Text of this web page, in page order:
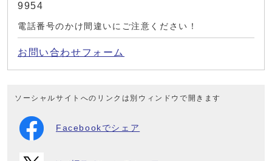
9954
電話番号のかけ間違いにご注意ください！
お問い合わせフォーム
ソーシャルサイトへのリンクは別ウィンドウで開きます
Facebookでシェア